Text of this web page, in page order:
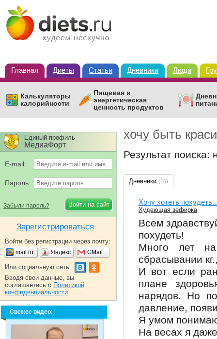
Главная Диеты Статьи Дневники Люди
Калькуляторы
калорийности
Пищевая и
энергетическая
ценность продуктов
хочу быть
Результат
Дневники (16)
Хочу хотеть
Худеющая зефирка
Всем
похудеть!
Много лет
сбрасывании
И вот если
плане
нарядов. Но
давление,
Я умом
На весах я
Единый профиль
МедиаФорт
E-mail:
Пароль:
Забыли пароль?
Зарегистрироваться
Войти без регистрации через почту:
mail.ru Яндекс GMail
Или социальную сеть:
Вводя свои данные, вы
соглашаетесь с Политикой
конфиденциальности
Свежее видео: